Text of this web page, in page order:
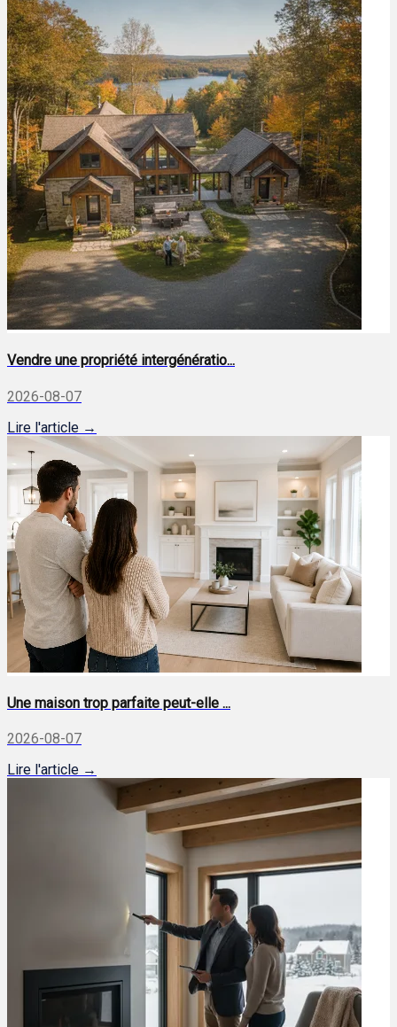
Vendre une propriété intergénératio...
2026-08-07
Lire l'article →
Une maison trop parfaite peut-elle ...
2026-08-07
Lire l'article →